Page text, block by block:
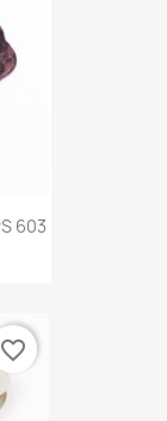
603
favorite_border